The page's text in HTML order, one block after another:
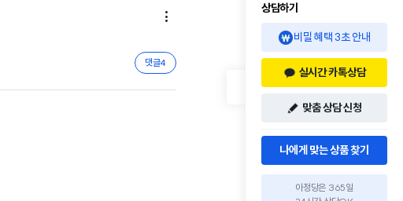

댓글4
상담하기
비밀 혜택 3초 안내
실시간 카톡상담
맞춤 상담 신청
나에게 맞는 상품 찾기
아정당은 365일